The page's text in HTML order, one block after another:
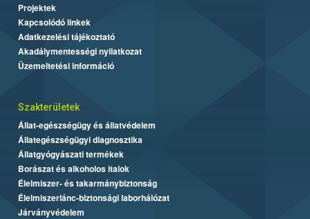
Projektek
Kapcsolódó linkek
Adatkezelési tájékoztató
Akadálymentességi nyilatkozat
Üzemeltetési információ
Szakterületek
Állat-egészségügy és állatvédelem
Állategészségügyi diagnosztika
Állatgyógyászati termékek
Borászat és alkoholos italok
Élelmiszer- és takarmánybiztonság
Élelmiszerlánc-biztonsági laborhálózat
Járványvédelem